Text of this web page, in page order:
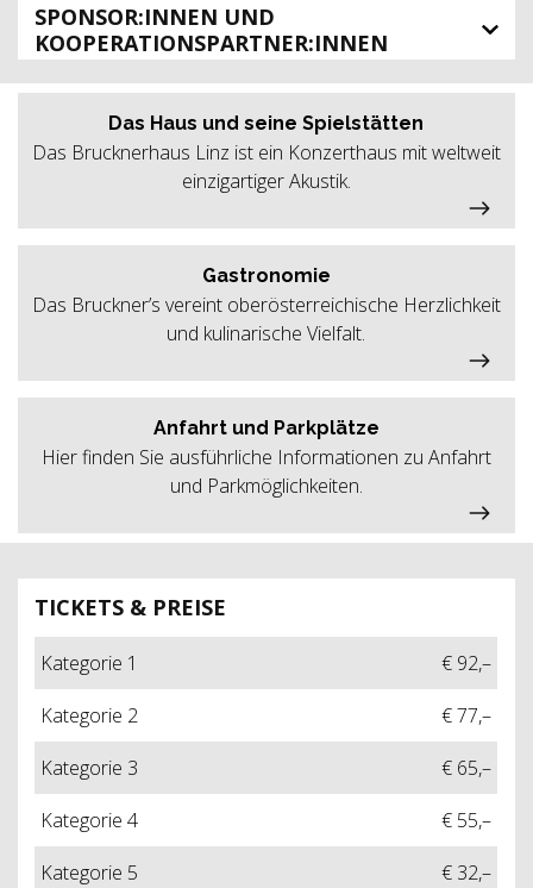
SPONSOR:INNEN UND
KOOPERATIONSPARTNER:INNEN
TICKETS & PREISE
Kategorie 1
€ 92,–
Kategorie 2
€ 77,–
Kategorie 3
€ 65,–
Kategorie 4
€ 55,–
Kategorie 5
€ 32,–
Das Haus und seine Spielstätten
Das Brucknerhaus Linz ist ein Konzerthaus mit weltweit
einzigartiger Akustik.
Gastronomie
Das Bruckner’s vereint oberösterreichische Herzlichkeit
und kulinarische Vielfalt.
Anfahrt und Parkplätze
Hier finden Sie ausführliche Informationen zu Anfahrt
und Parkmöglichkeiten.